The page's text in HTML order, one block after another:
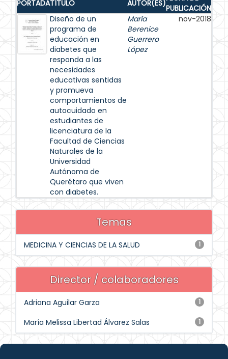
PORTADATÍTULO AUTOR(ES)PUBLICACIÓN
Diseño de un
programa de
educación en
diabetes que
responda a las
necesidades
educativas sentidas
y promueva
comportamientos de
autocuidado en
estudiantes de
licenciatura de la
Facultad de Ciencias
Naturales de la
Universidad
Autónoma de
Querétaro que viven
con diabetes.
María
Berenice
Guerrero
López
nov-2018
Temas
1
MEDICINA Y CIENCIAS DE LA SALUD
Director / colaboradores
1
Adriana Aguilar Garza
1
María Melissa Libertad Álvarez Salas